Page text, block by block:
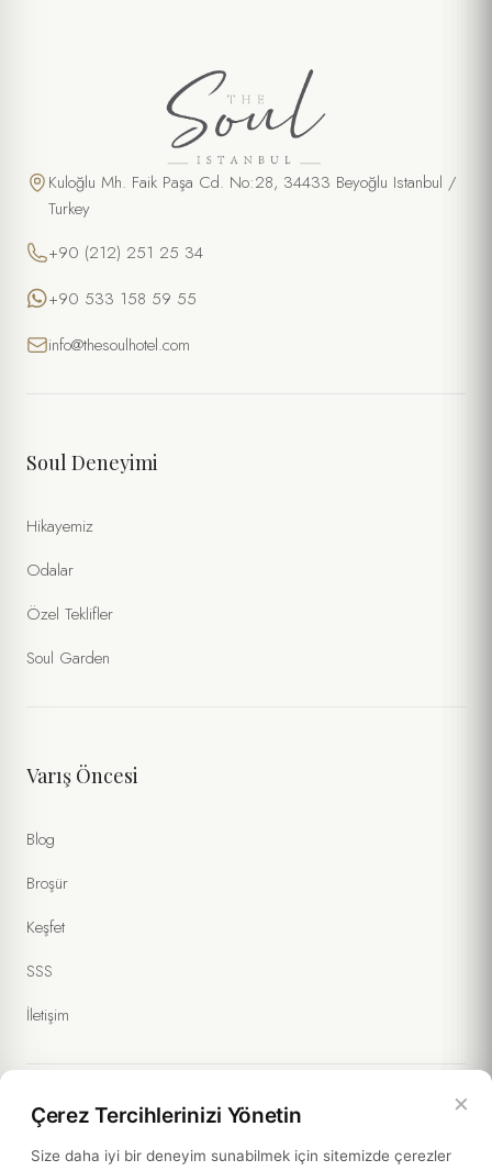
Kuloğlu Mh. Faik Paşa Cd. No:28, 34433 Beyoğlu Istanbul /
Turkey
+90 (212) 251 25 34
+90 533 158 59 55
info@thesoulhotel.com
Soul Deneyimi
Hikayemiz
Odalar
Özel Teklifler
Soul Garden
Varış Öncesi
Blog
Broşür
Keşfet
SSS
İletişim
Yasal Bilgiler
×
Çerez Tercihlerinizi Yönetin
Size daha iyi bir deneyim sunabilmek için sitemizde çerezler